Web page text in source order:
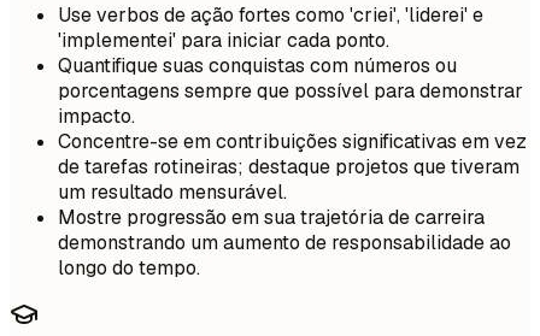
Use verbos de ação fortes como 'criei', 'liderei' e
'implementei' para iniciar cada ponto.
Quantifique suas conquistas com números ou
porcentagens sempre que possível para demonstrar
impacto.
Concentre-se em contribuições significativas em vez
de tarefas rotineiras; destaque projetos que tiveram
um resultado mensurável.
Mostre progressão em sua trajetória de carreira
demonstrando um aumento de responsabilidade ao
longo do tempo.